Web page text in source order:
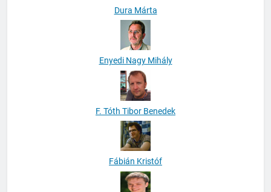
Dura Márta
Enyedi Nagy Mihály
F. Tóth Tibor Benedek
Fábián Kristóf